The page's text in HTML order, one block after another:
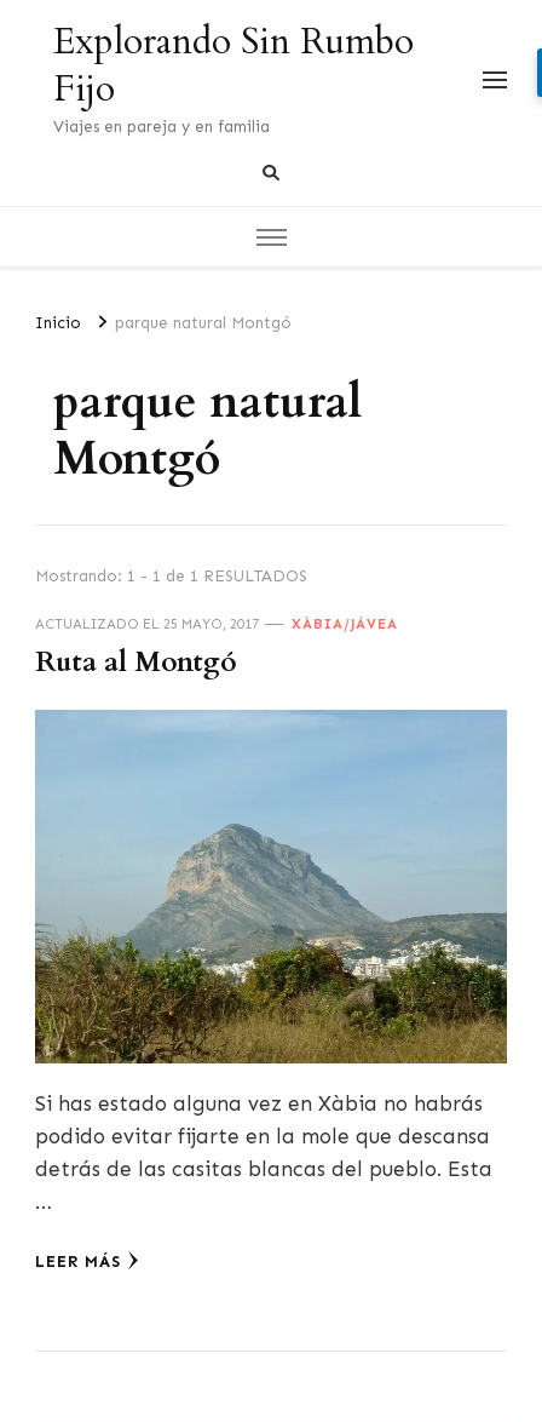
Explorando Sin Rumbo
Fijo
Viajes en pareja y en familia
Inicio parque natural Montgó
parque natural
Montgó
Mostrando: 1 - 1 de 1 RESULTADOS
ACTUALIZADO EL 25 MAYO, 2017 XÀBIA/JÁVEA
Ruta al Montgó
Si has estado alguna vez en Xàbia no habrás
podido evitar fijarte en la mole que descansa
detrás de las casitas blancas del pueblo. Esta
…
LEER MÁS